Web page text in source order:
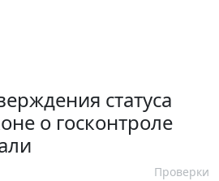
статуса
о госконтроле
Проверки